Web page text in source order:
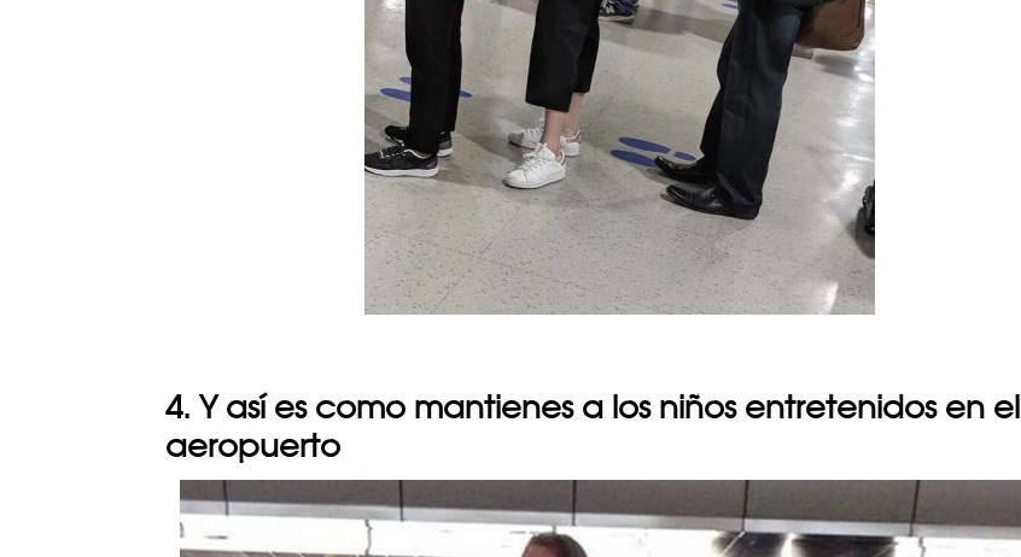
4. Y así es como mantienes a los niños entretenidos en el
aeropuerto